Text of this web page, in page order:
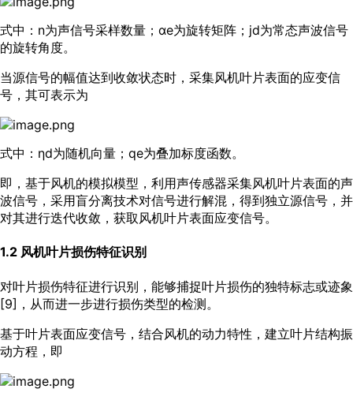
式中：n为声信号采样数量；αe为旋转矩阵；jd为常态声波信号
的旋转角度。
当源信号的幅值达到收敛状态时，采集风机叶片表面的应变信
号，其可表示为
式中：ηd为随机向量；qe为叠加标度函数。
即，基于风机的模拟模型，利用声传感器采集风机叶片表面的声
波信号，采用盲分离技术对信号进行解混，得到独立源信号，并
对其进行迭代收敛，获取风机叶片表面应变信号。
1.2 风机叶片损伤特征识别
对叶片损伤特征进行识别，能够捕捉叶片损伤的独特标志或迹象
[9]，从而进一步进行损伤类型的检测。
基于叶片表面应变信号，结合风机的动力特性，建立叶片结构振
动方程，即